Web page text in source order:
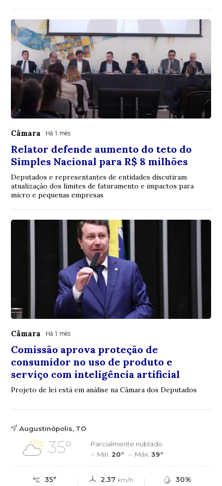
Câmara Há 1 mês
Relator defende aumento do teto do
Simples Nacional para R$ 8 milhões
Deputados e representantes de entidades discutiram
atualização dos limites de faturamento e impactos para
micro e pequenas empresas
Câmara Há 1 mês
Comissão aprova proteção de
consumidor no uso de produto e
serviço com inteligência artificial
Projeto de lei está em análise na Câmara dos Deputados
Augustinópolis, TO
35°
Parcialmente nublado
Mín.20° Máx.39°
35° 2.37 km/h 30%